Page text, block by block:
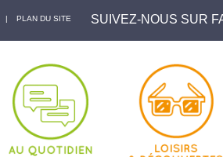
| PLAN DU SITE SUIVEZ-NOUS SUR